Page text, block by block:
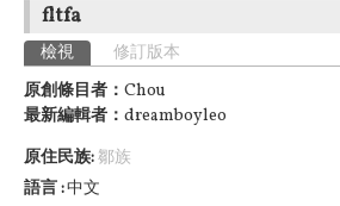
fltfa
主要索引標籤
檢視 (作用中頁籤)
修訂版本
原創條目者： Chou
最新編輯者： dreamboyleo
原住民族:鄒族
語言 中文